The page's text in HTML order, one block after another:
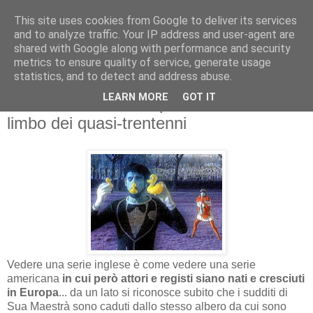
RECE TELEFILM: Spaced -- Il surreale
limbo dei quasi-trentenni
Vedere una serie inglese è come vedere una serie
americana in cui però attori e registi siano nati e cresciuti
in Europa... da un lato si riconosce subito che i sudditi di
Sua Maestrà sono caduti dallo stesso albero da cui sono
This site uses cookies from Google to deliver its services
and to analyze traffic. Your IP address and user-agent are
shared with Google along with performance and security
metrics to ensure quality of service, generate usage
statistics, and to detect and address abuse.
LEARN MORE GOT IT